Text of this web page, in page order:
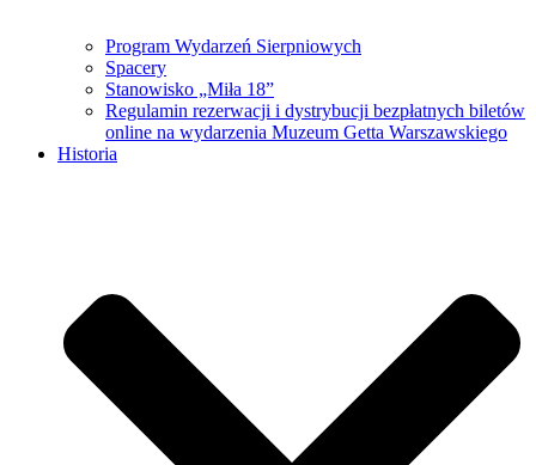
Program Wydarzeń Sierpniowych
Spacery
Stanowisko „Miła 18”
Regulamin rezerwacji i dystrybucji bezpłatnych biletów
online na wydarzenia Muzeum Getta Warszawskiego
Historia